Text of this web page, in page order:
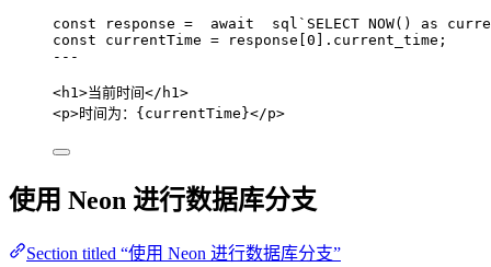
const
response =  await sql ` SELECT NOW() as
const currentTime = response[ 0 . current_time ;
---
<h1 >当前时间</ h1 >
<p>时间为： { currentTime }</p>
使用 Neon 进行数据库分支
Section titled “使用 Neon 进行数据库分支”